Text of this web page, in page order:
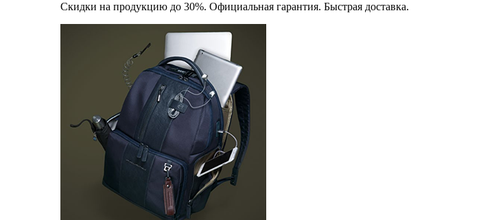
Скидки на продукцию до 30%. Официальная гарантия. Быстрая доставка.